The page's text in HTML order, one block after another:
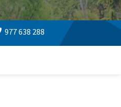
977 638 288